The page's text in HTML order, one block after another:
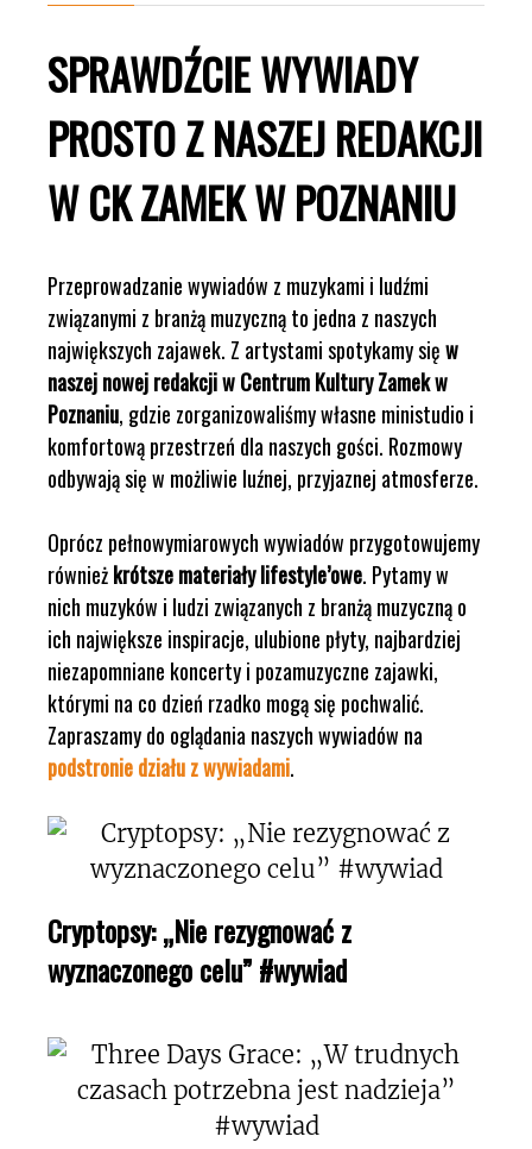
SPRAWDŹCIE WYWIADY
PROSTO Z NASZEJ REDAKCJI
W CK ZAMEK W POZNANIU
Przeprowadzanie wywiadów z muzykami i ludźmi
związanymi z branżą muzyczną to jedna z naszych
największych zajawek. Z artystami spotykamy sięw
naszej nowej redakcji w Centrum Kultury Zamek w
Poznaniu, gdzie zorganizowaliśmy własne ministudio i
komfortową przestrzeń dla naszych gości. Rozmowy
odbywają się w możliwie luźnej, przyjaznej atmosferze.
Oprócz pełnowymiarowych wywiadów przygotowujemy
równieżkrótsze materiały lifestyle’owe. Pytamy w
nich muzyków i ludzi związanych z branżą muzyczną o
ich największe inspiracje, ulubione płyty, najbardziej
niezapomniane koncerty i pozamuzyczne zajawki,
którymi na co dzień rzadko mogą się pochwalić.
Zapraszamy do oglądania naszych wywiadów na
podstronie działu z wywiadami.
Cryptopsy: „Nie rezygnować z
wyznaczonego celu” #wywiad